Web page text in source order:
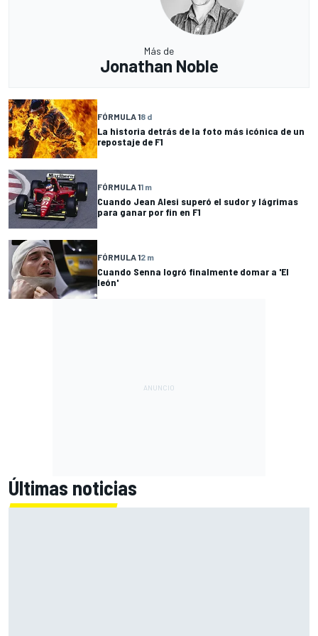
Más de
Jonathan Noble
FÓRMULA 18 d
La historia detrás de la foto más icónica de un
repostaje de F1
FÓRMULA 11 m
Cuando Jean Alesi superó el sudor y lágrimas
para ganar por fin en F1
FÓRMULA 12 m
Cuando Senna logró finalmente domar a 'El
león'
Últimas noticias